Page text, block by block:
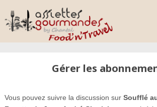
Gérer les
Vous pouvez suivre la discussion sur Soufflé